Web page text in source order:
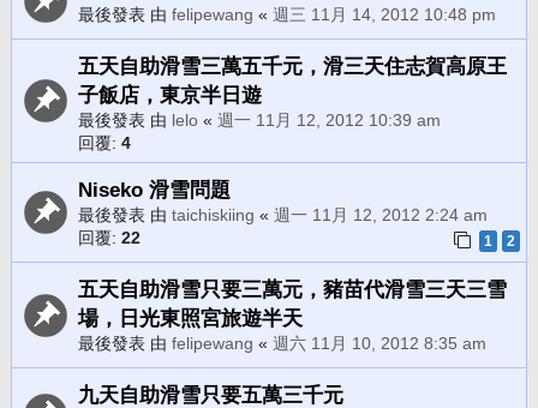
最後發表 由 felipewang « 週三 11月 14, 2012 10:48 pm
五天自助滑雪三萬五千元，滑三天住志賀高原王
子飯店，東京半日遊
最後發表 由 lelo « 週一 11月 12, 2012 10:39 am
回覆: 4
Niseko 滑雪問題
最後發表 由 taichiskiing « 週一 11月 12, 2012 2:24 am
回覆: 22 1 2
五天自助滑雪只要三萬元，豬苗代滑雪三天三雪
場，日光東照宮旅遊半天
最後發表 由 felipewang « 週六 11月 10, 2012 8:35 am
九天自助滑雪只要五萬三千元